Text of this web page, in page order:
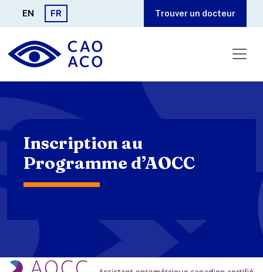
Aller au contenu principal
EN FR Trouver un docteur
Inscription au
Programme d’AOCC